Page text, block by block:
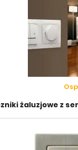
żaluzjowe z